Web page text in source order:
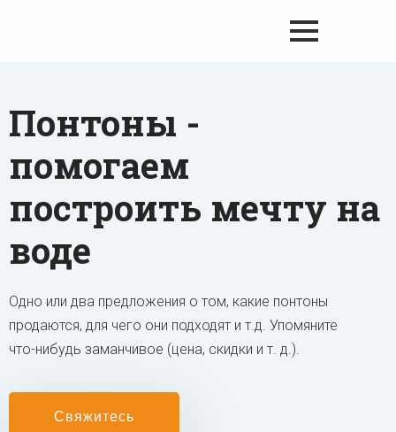
Понтоны -
помогаем
построить мечту на
воде
Одно или два предложения о том, какие понтоны
продаются, для чего они подходят и т.д. Упомяните
что-нибудь заманчивое (цена, скидки и т. д.).
Свяжитесь